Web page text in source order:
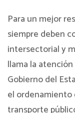
Para un mejor
siempre deben
intersectorial y
llama la
Gobierno del
el ordenamiento
transporte